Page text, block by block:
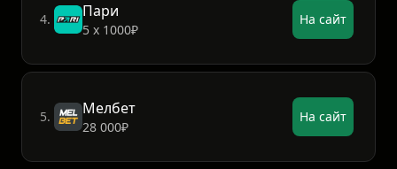
4. Пари
5 х 1000₽
На сайт
5. Мелбет
28 000₽
На сайт